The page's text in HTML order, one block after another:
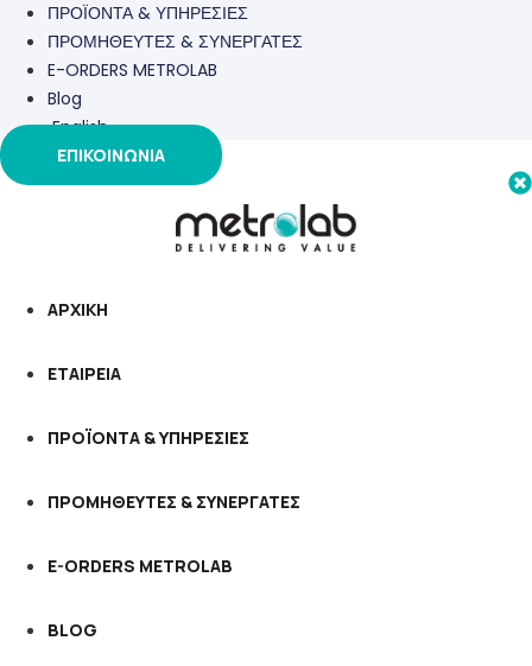
ΠΡΟΪΟΝΤΑ & ΥΠΗΡΕΣΙΕΣ
ΠΡΟΜΗΘΕΥΤΕΣ & ΣΥΝΕΡΓΑΤΕΣ
E-ORDERS METROLAB
Blog
English
ΕΠΙΚΟΙΝΩΝΙΑ
ΑΡΧΙΚΗ
ΕΤΑΙΡΕΙΑ
ΠΡΟΪΟΝΤΑ & ΥΠΗΡΕΣΙΕΣ
ΠΡΟΜΗΘΕΥΤΕΣ & ΣΥΝΕΡΓΑΤΕΣ
E-ORDERS METROLAB
BLOG